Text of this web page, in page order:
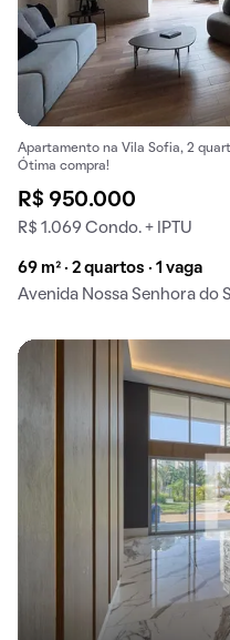
Apartamento na Vila Sofia, 2
Ótima compra!
R$ 950.000
R$ 1.069 Condo. + IPTU
69 m² · 2 quartos · 1 vaga
Avenida Nossa Senhora do